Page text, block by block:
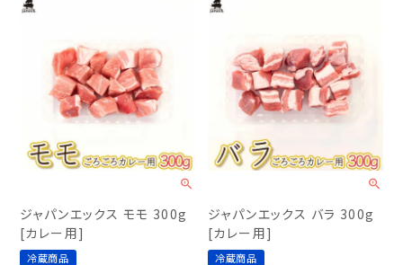
ジャパンエックス モモ 300g
[カレー用]
冷蔵商品
ジャパンエックス バラ 300g
[カレー用]
冷蔵商品